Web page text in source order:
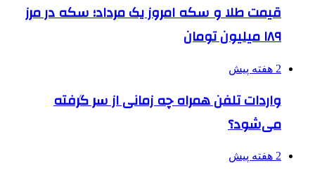
قیمت طلا و سکه امروز یک مرداد؛ سکه در مرز
۱۸۹ میلیون تومان
2 هفته پیش
واردات تلفن همراه چه زمانی از سر گرفته
می‌شود؟
2 هفته پیش